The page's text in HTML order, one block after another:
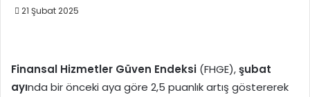
21 Şubat 2025
Finansal Hizmetler Güven Endeksi (FHGE),şubat
ayında bir önceki aya göre 2,5 puanlık artış göstererek